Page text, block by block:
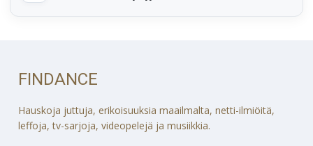
FINDANCE
Hauskoja juttuja, erikoisuuksia maailmalta, netti-ilmiöitä,
leffoja, tv-sarjoja, videopelejä ja musiikkia.